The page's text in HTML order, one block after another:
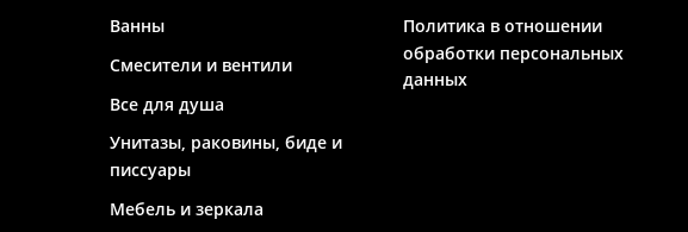
Ванны
Смесители и вентили
Все для душа
Унитазы, раковины, биде и
писсуары
Мебель и зеркала
Политика в отношении
обработки персональных
данных